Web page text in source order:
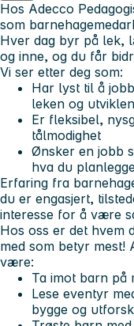
Hos Adecco
som
Hver dag byr på lek,
og inne, og du får
Vi ser etter deg som:
Har lyst til å
leken og
Er fleksibel,
tålmodighet
Ønsker en jobb
hva du
Erfaring fra
du er engasjert,
interesse for å være
Hos oss er det hvem
med som betyr mest!
være:
Ta imot barn på
Lese eventyr
bygge og